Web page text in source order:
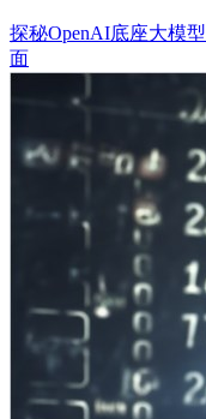
探秘OpenAI底座大模
面